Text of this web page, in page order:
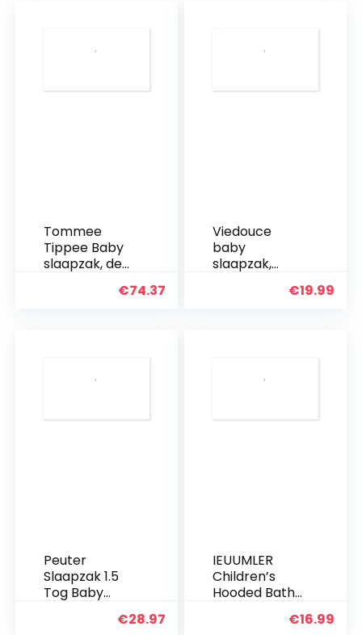
Tommee
Tippee Baby
slaapzak, de
schatbomen
€74.37
Viedouce
baby
slaapzak,
80 cm voor
€19.99
Peuter
Slaapzak 1.5
Tog Baby
€28.97
IEUUMLER
Children’s
Hooded Bath
€16.99